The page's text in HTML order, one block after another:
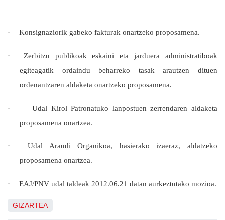
· Konsignaziorik gabeko fakturak onartzeko proposamena.
·
Zerbitzu publikoak eskaini eta jarduera administratiboak
egiteagatik ordaindu beharreko tasak arautzen dituen
ordenantzaren aldaketa onartzeko proposamena.
·
Udal Kirol Patronatuko lanpostuen zerrendaren aldaketa
proposamena onartzea.
·
Udal Araudi Organikoa, hasierako izaeraz, aldatzeko
proposamena onartzea.
· EAJ/PNV udal taldeak 2012.06.21 datan aurkeztutako mozioa.
GIZARTEA